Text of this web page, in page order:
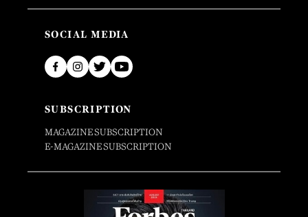
SOCIAL MEDIA
SUBSCRIPTION
MAGAZINE SUBSCRIPTION
E-MAGAZINE SUBSCRIPTION